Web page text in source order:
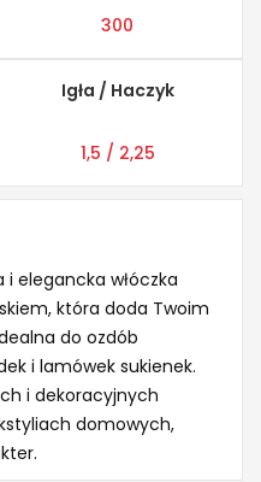
300
Igła / Haczyk
1,5 / 2,25
elegancka włóczka
która doda Twoim
do ozdób
i lamówek sukienek.
i dekoracyjnych
domowych,